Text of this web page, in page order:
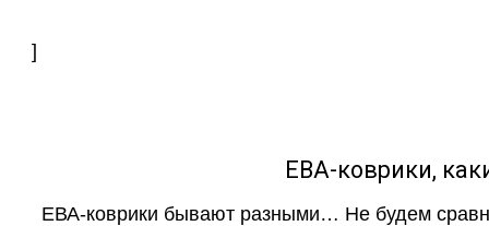
]
ЕВА-коврики,
ЕВА-коврики бывают разными… Не будем